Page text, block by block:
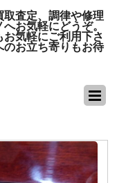
査定、調律や修理
お気軽にどうぞ。
お気軽にご利用下さ
のお立ち寄りもお待